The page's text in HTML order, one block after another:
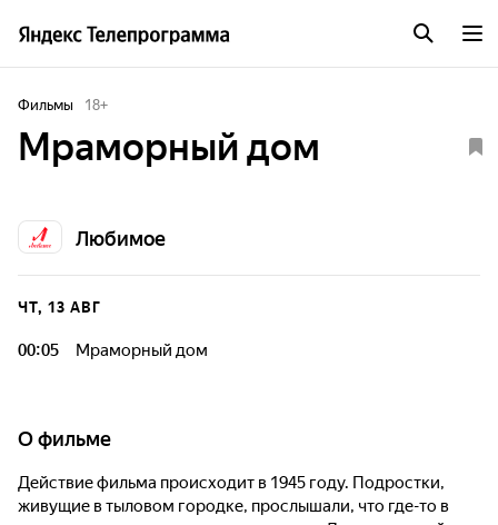
Фильмы 18+
Мраморный дом
Любимое
ЧТ, 13 АВГ
00:05 Мраморный дом
О фильме
Действие фильма происходит в 1945 году. Подростки,
живущие в тыловом городке, прослышали, что где-то в